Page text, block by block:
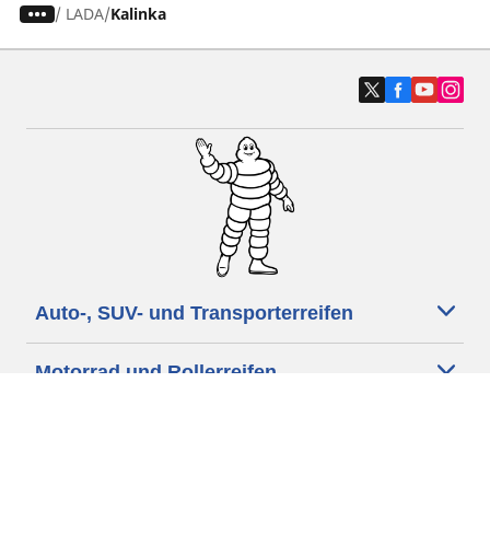
/ LADA Kalinka
Auto-, SUV- und Transporterreifen
Motorrad und Rollerreifen